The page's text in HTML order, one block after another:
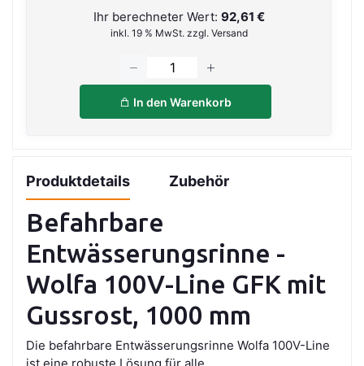
Ihr berechneter Wert: 92,61 €
inkl. 19 % MwSt. zzgl. Versand
In den Warenkorb
Produktdetails Zubehör
Befahrbare
Entwässerungsrinne -
Wolfa 100V-Line GFK mit
Gussrost, 1000 mm
Die befahrbare Entwässerungsrinne Wolfa 100V-Line